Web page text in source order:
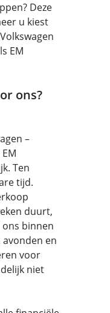
Deze
u kiest
EM
ons?
–
Ten
tijd.
duurt,
binnen
avonden en
voor
niet